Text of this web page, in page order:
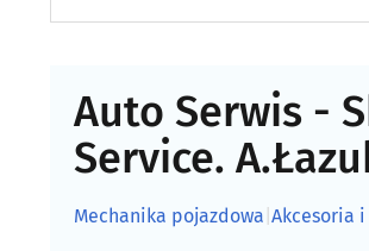
Auto Serwis -
Service.
Mechanika pojazdowa Akcesoria